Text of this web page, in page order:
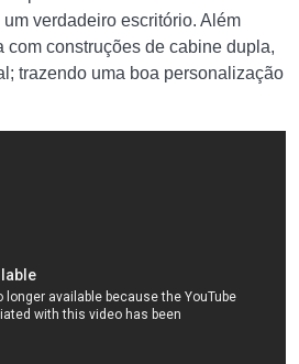
verdadeiro escritório. Além
com construções de cabine dupla,
trazendo uma boa personalização